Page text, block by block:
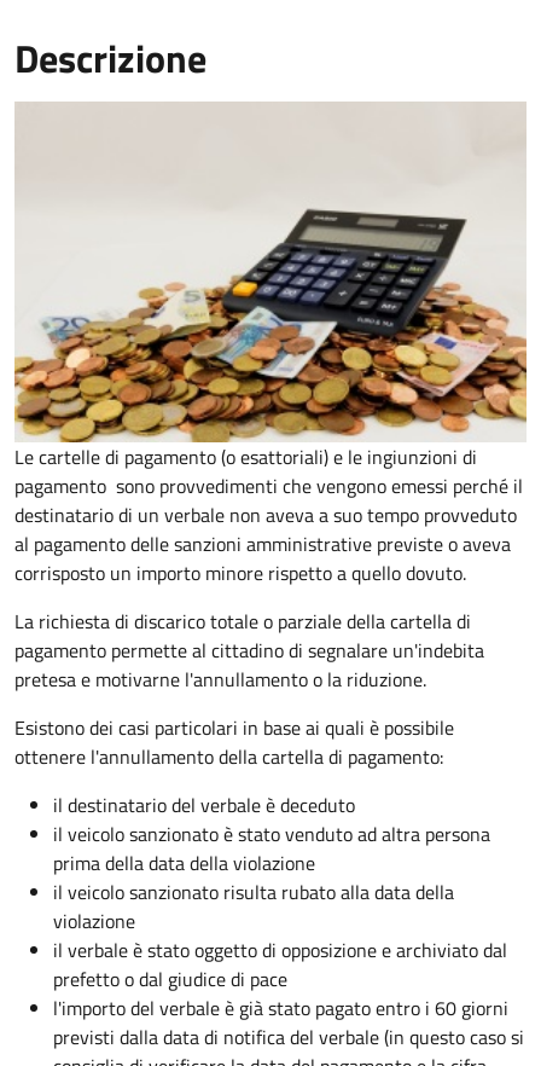
Descrizione
Le cartelle di pagamento (o esattoriali) e le ingiunzioni di
pagamento sono provvedimenti che vengono emessi perché il
destinatario di un verbale non aveva a suo tempo provveduto
al pagamento delle sanzioni amministrative previste o aveva
corrisposto un importo minore rispetto a quello dovuto.
La richiesta di discarico totale o parziale della cartella di
pagamento permette al cittadino di segnalare un'indebita
pretesa e motivarne l'annullamento o la riduzione.
Esistono dei casi particolari in base ai quali è possibile
ottenere l'annullamento della cartella di pagamento:
il destinatario del verbale è deceduto
il veicolo sanzionato è stato venduto ad altra persona
prima della data della violazione
il veicolo sanzionato risulta rubato alla data della
violazione
il verbale è stato oggetto di opposizione e archiviato dal
prefetto o dal giudice di pace
l'importo del verbale è già stato pagato entro i 60 giorni
previsti dalla data di notifica del verbale (in questo caso si